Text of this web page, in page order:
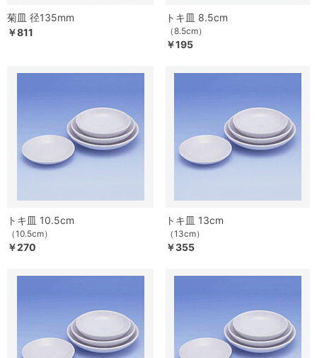
菊皿 径135mm
￥811
トキ皿 8.5cm
（8.5cm）
￥195
トキ皿 10.5cm
（10.5cm）
￥270
トキ皿 13cm
（13cm）
￥355